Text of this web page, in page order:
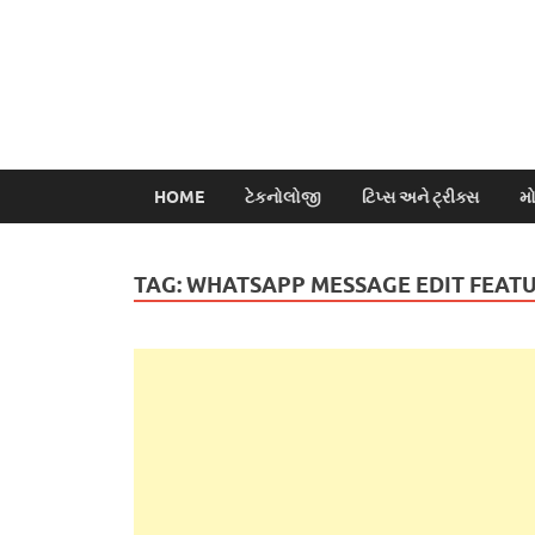
HOME ટેકનોલોજી ટિપ્સ અને ટ્રીક્સ
TAG:WHATSAPP MESSAGE EDIT